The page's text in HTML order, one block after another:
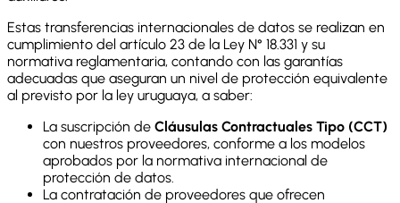
Estas transferencias internacionales de datos se realizan en
cumplimiento del artículo 23 de la Ley N° 18.331 y su
normativa reglamentaria, contando con las garantías
adecuadas que aseguran un nivel de protección equivalente
al previsto por la ley uruguaya, a saber:
La suscripción de Cláusulas Contractuales Tipo (CCT)
con nuestros proveedores, conforme a los modelos
aprobados por la normativa internacional de
protección de datos.
La contratación de proveedores que ofrecen